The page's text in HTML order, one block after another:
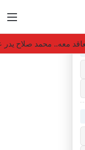
معه.. محمد صلاح